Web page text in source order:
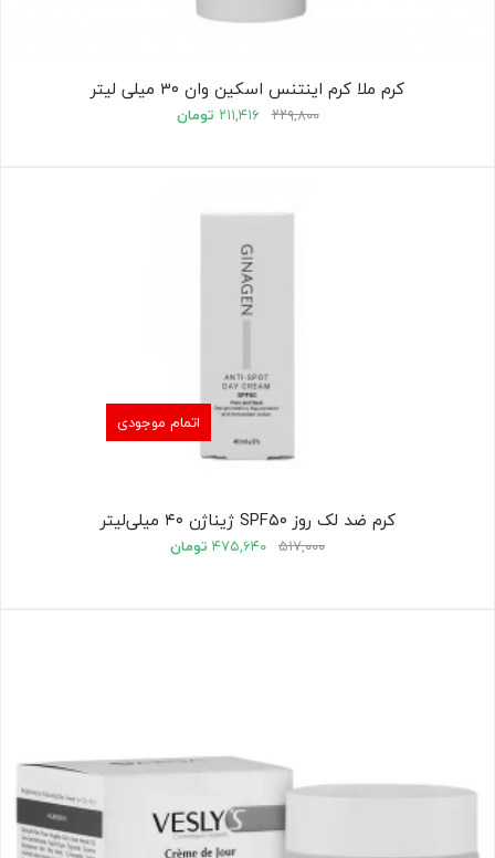
کرم ملا کرم اینتنس اسکین وان ۳۰ میلی لیتر
۲۲۹,۸۰۰ ۲۱۱,۴۱۶ تومان
اتمام موجودی
کرم ضد لک روز SPF۵۰ ژیناژن ۴۰ میلی‌لیتر
۵۱۷,۰۰۰ ۴۷۵,۶۴۰ تومان